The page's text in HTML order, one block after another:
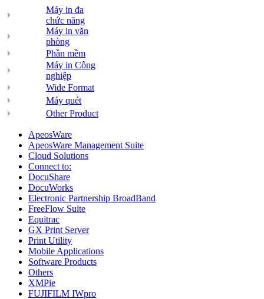
Máy in đa
chức năng
Máy in văn
phòng
Phần mềm
Máy in Công
nghiệp
Wide Format
Máy quét
Other Product
ApeosWare
ApeosWare Management Suite
Cloud Solutions
Connect to:
DocuShare
DocuWorks
Electronic Partnership BroadBand
FreeFlow Suite
Equitrac
GX Print Server
Print Utility
Mobile Applications
Software Products
Others
XMPie
FUJIFILM IWpro